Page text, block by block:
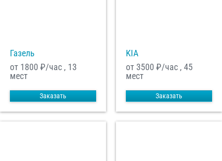
Газель
от 1800 ₽/час , 13
мест
Заказать
KIA
от 3500 ₽/час , 45
мест
Заказать
обработку моих Персональных данных